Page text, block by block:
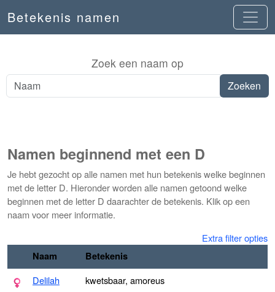
Betekenis namen
Zoek een naam op
Namen beginnend met een D
Je hebt gezocht op alle namen met hun betekenis welke beginnen
met de letter D. Hieronder worden alle namen getoond welke
beginnen met de letter D daarachter de betekenis. Klik op een
naam voor meer informatie.
Extra filter opties
Naam
Betekenis
Delilah
kwetsbaar, amoreus